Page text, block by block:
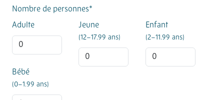
Nombre de personnes*
Adulte
Jeune
(12–17.99 ans)
Enfant
(2–11.99 ans)
Bébé
(0–1.99 ans)